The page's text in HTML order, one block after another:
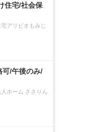
住宅/社会保
アリビオもみじ
可/午後のみ/
ホーム ささりん